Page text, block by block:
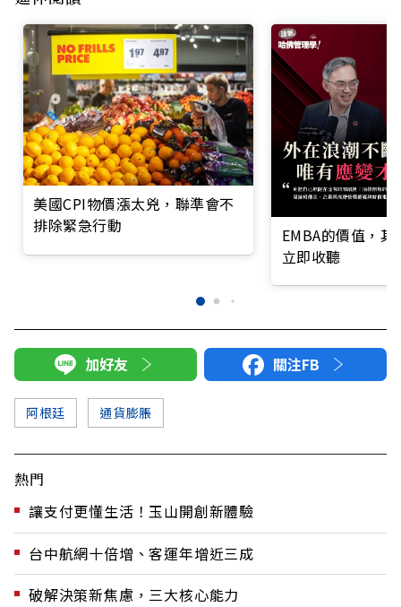
美國CPI物價漲太兇，聯準會不
排除緊急行動
EMBA的價值，
立即收聽
加好友 關注FB
阿根廷 通貨膨脹
熱門
讓支付更懂生活！玉山開創新體驗
台中航網十倍增、客運年增近三成
破解決策新焦慮，三大核心能力